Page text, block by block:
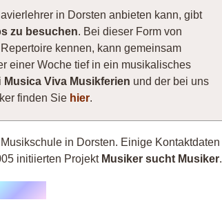
in Dorsten anbieten kann, gibt
zu besuchen. Bei dieser Form von
kennen, kann gemeinsam
einer Woche tief in ein musikalisches
Musica Viva Musikferien und der bei uns
finden Sie hier.
in Dorsten. Einige Kontaktdaten
initiierten Projekt Musiker sucht Musiker.